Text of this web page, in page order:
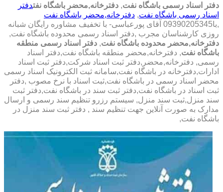
دفتر اسناد رسمی باشگاه نفت, دفترخانه,محضر باشگاه نفتدفتر
اسناد رسمی باشگاه نفت, دفترخانه,محضر باشگاه نفت
,با
09390205345 آقای پورعباسی- با تخفیف مشاوره رايگان شبانه
روزی کارشناسان مجرب ,دفتر اسناد رسمی محدوده باشگاه نفت,
دفترخانه,محضر محدوده باشگاه نفت, دفتر اسناد رسمی منطقه
باشگاه نفت, دفترخانه,محضر منطقه باشگاه نفت,دفتر اسناد
رسمی, دفترخانه,محضر,دفتر ثبت اسناد شرکت,دفتر ثبت اسناد
ادارات,دفترخانه در باشگاه نفت,سامانه ثبت الکترونیک اسناد رسمی
محضر اسناد رسمی در باشگاه نفت,ثبت اسناد با نرخ مصوب ,دفتر
ثبت اسناد در باشگاه نفت,دفتر ثبت سند در باشگاه نفت,دفتر ثبت
سند منزل,ثبت سند منزل, سیستم رزرو تنظیم سند رسمی و ارسال
مدارک به صورت آنلاین جهت تنظیم سند , دفتر ثبت سند منزل در
باشگاه نفت,